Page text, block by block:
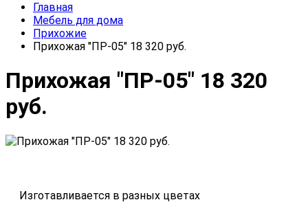
Главная
Мебель для дома
Прихожие
Прихожая "ПР-05" 18 320 руб.
Прихожая "ПР-05" 18 320
руб.
Изготавливается в разных цветах